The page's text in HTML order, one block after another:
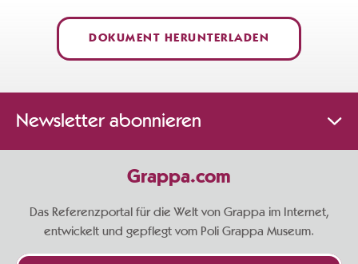
DOKUMENT HERUNTERLADEN
Newsletter abonnieren
Grappa.com
Das Referenzportal für die Welt von Grappa im Internet,
entwickelt und gepflegt vom Poli Grappa Museum.